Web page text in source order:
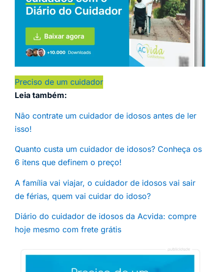
Preciso de um cuidador
Leia também:
Não contrate um cuidador de idosos antes de ler
isso!
Quanto custa um cuidador de idosos? Conheça os
6 itens que definem o preço!
A família vai viajar, o cuidador de idosos vai sair
de férias, quem vai cuidar do idoso?
Diário do cuidador de idosos da Acvida: compre
hoje mesmo com frete grátis